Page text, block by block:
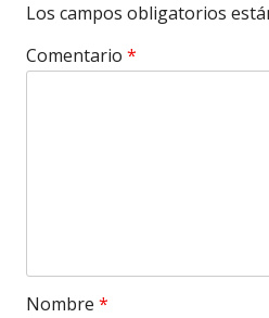
Los campos obligatorios
Comentario *
Nombre *